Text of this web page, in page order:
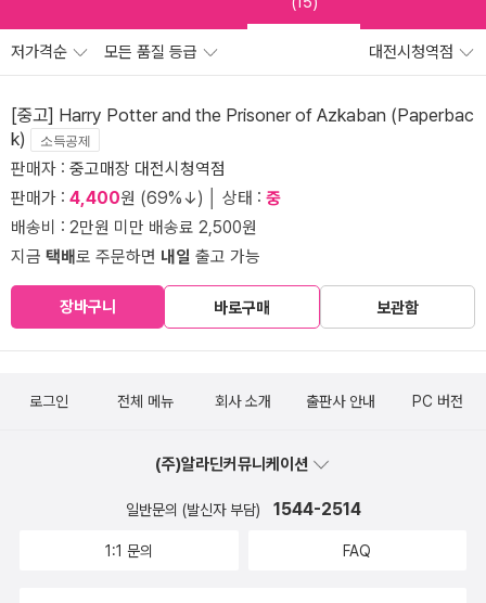
저가격순 모든 품질 등급 대전시청역점
[중고] Harry Potter and the Prisoner of Azkaban (Paperbac
k)
소득공제
판매자 : 중고매장 대전시청역점
판매가 : 4,400원 (69%↓) │ 상태 : 중
배송비 : 2만원 미만 배송료 2,500원
지금 택배로 주문하면 내일 출고 가능
장바구니 바로구매 보관함
로그인 전체 메뉴 회사 소개 출판사 안내 PC 버전
(주)알라딘커뮤니케이션
일반문의 (발신자 부담) 1544-2514
1:1 문의 FAQ